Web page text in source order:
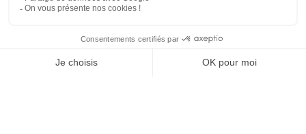
Service client